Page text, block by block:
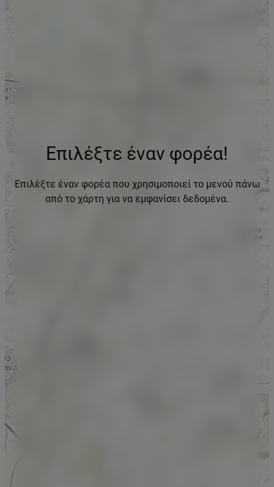
Επιλέξτε έναν φορέα!
Επιλέξτε έναν φορέα που χρησιμοποιεί το μενού πάνω
από το χάρτη για να εμφανίσει δεδομένα.